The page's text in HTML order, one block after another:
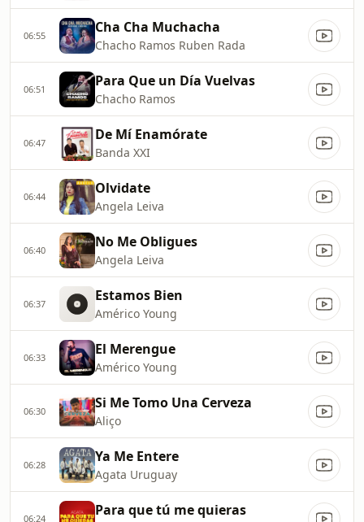
06:55 Cha Cha Muchacha
Chacho Ramos Ruben Rada
06:51 Para Que un Día Vuelvas
Chacho Ramos
06:47 De Mí Enamórate
Banda XXI
06:44 Olvidate
Angela Leiva
06:40 No Me Obligues
Angela Leiva
06:37 Estamos Bien
Américo Young
06:33 El Merengue
Américo Young
06:30 Si Me Tomo Una Cerveza
Aliço
06:28 Ya Me Entere
Agata Uruguay
06:24 Para que tú me quieras